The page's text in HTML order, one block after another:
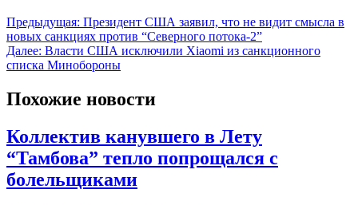
Предыдущая: Президент США заявил, что не видит смысла в
новых санкциях против “Северного потока-2”
Далее: Власти США исключили Xiaomi из санкционного
списка Минобороны
Похожие новости
Коллектив канувшего в Лету
“Тамбова” тепло попрощался с
болельщиками